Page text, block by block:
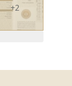
+2